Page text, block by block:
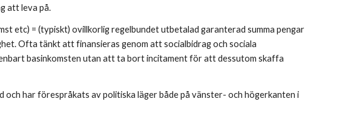
att leva på.
etc) = (typiskt) ovillkorlig regelbundet utbetalad garanterad summa pengar
Ofta tänkt att finansieras genom att socialbidrag och sociala
basinkomsten utan att ta bort incitament för att dessutom skaffa
och har förespråkats av politiska läger både på vänster- och högerkanten i